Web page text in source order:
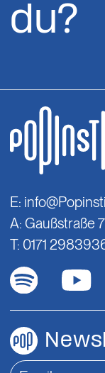
du?
E:
A: Gaußstraße
T: 0171